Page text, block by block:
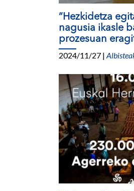
“Hezkidetza
nagusia ikasle
prozesuan
2024/11/27 |